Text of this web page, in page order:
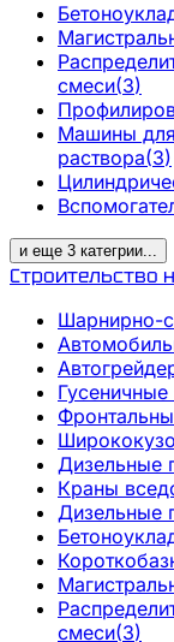
смеси(3)
Машины для
раствора(3)
и еще 3 категрии...
Строительство
Шарнирно-
Дизельные
Краны
Дизельные
смеси(3)